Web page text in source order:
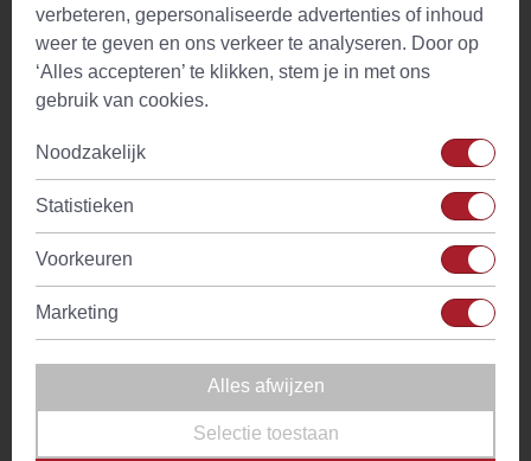
van de wildgroeiende planten hakten ze de bladeren met
een bijl en kneusden ze deze met hamers. Hierna werden
de kleine naaldachtige bladeren op een bult gefermenteerd
en vervolgens te drogen gelegd in de zon. Tijdens het
proces van rijping ontwikkelen de bladeren een roodachtig
bruine kleur, wat een verklaring is voor de naam. De thee
wordt tegenwoordig op dezelfde manier verwerkt, al is dit nu
In 1904 was de Russische immigrant Benjamin Ginsberg de
eerste die via de stam met het verhandelen van rooibos
begon. In 1930 kreeg rooibos meer herkenning toen Dr.
kruid begon te promoten voor de therapeutische voordelen.
Terwijl hij de plant onderzoekt, stimuleerde hij ook
wijdverspreide, systematisch verbouwen en cultivatie van
verbeteren, gepersonaliseerde advertenties of inhoud
weer te geven en ons verkeer te analyseren. Door op
‘Alles accepteren’ te klikken, stem je in met ons
gebruik van cookies.
Noodzakelijk
Statistieken
Voorkeuren
Marketing
Alles afwijzen
Selectie toestaan